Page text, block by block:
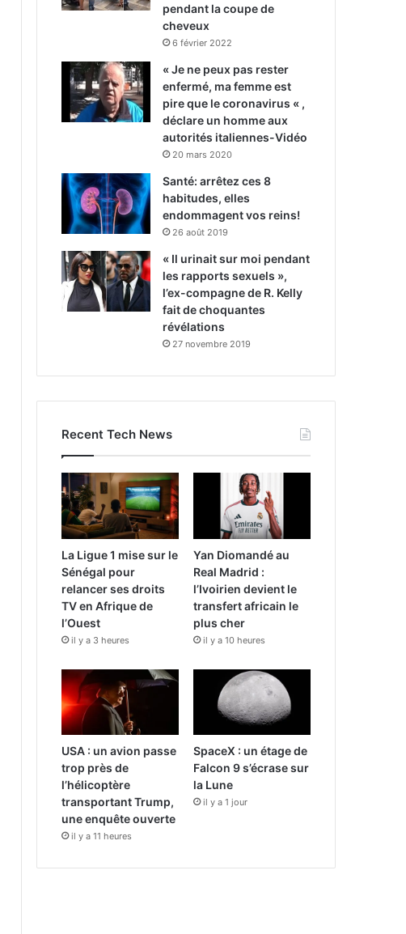
pendant la coupe de
cheveux
6 février 2022
« Je ne peux pas rester
enfermé, ma femme est
pire que le coronavirus « ,
déclare un homme aux
autorités italiennes-Vidéo
20 mars 2020
Santé: arrêtez ces 8
habitudes, elles
endommagent vos reins!
26 août 2019
« Il urinait sur moi pendant
les rapports sexuels »,
l’ex-compagne de R. Kelly
fait de choquantes
révélations
27 novembre 2019
Recent Tech News
La Ligue 1 mise sur le
Sénégal pour
relancer ses droits
TV en Afrique de
l’Ouest
il y a 3 heures
Yan Diomandé au
Real Madrid :
l’Ivoirien devient le
transfert africain le
plus cher
il y a 10 heures
USA : un avion passe
trop près de
l’hélicoptère
transportant Trump,
une enquête ouverte
il y a 11 heures
SpaceX : un étage de
Falcon 9 s’écrase sur
la Lune
il y a 1 jour